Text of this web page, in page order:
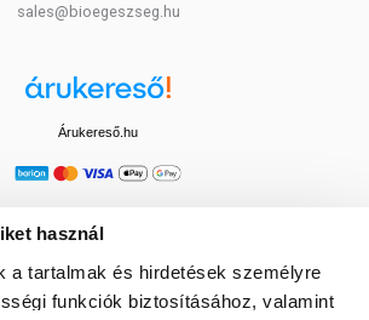
használ
a tartalmak és hirdetések személyre
funkciók biztosításához, valamint
sales@bioegeszseg.hu
Árukereső.hu